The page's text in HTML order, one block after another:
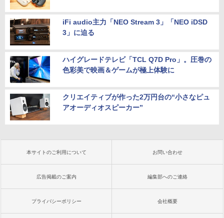
iFi audio主力「NEO Stream 3」「NEO iDSD
3」に迫る
ハイグレードテレビ「TCL Q7D Pro」。圧巻の
色彩美で映画＆ゲームが極上体験に
クリエイティブが作った2万円台の“小さなピュ
アオーディオスピーカー”
本サイトのご利用について お問い合わせ
広告掲載のご案内 編集部へのご連絡
プライバシーポリシー 会社概要